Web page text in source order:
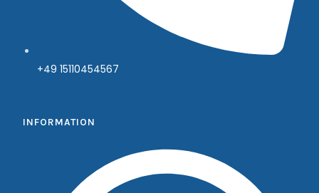
+49 15110454567
INFORMATION